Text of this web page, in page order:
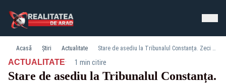
Acasă Știri Actualitate Stare de asediu la Tribunalul Constanța. Zeci de mascați păzesc clădirea în timpul procesului unui clan interlop care a terorizat orașul — FOTO/VIDEO
ACTUALITATE· 1 min citire
Stare de asediu la Tribunalul Constanța.